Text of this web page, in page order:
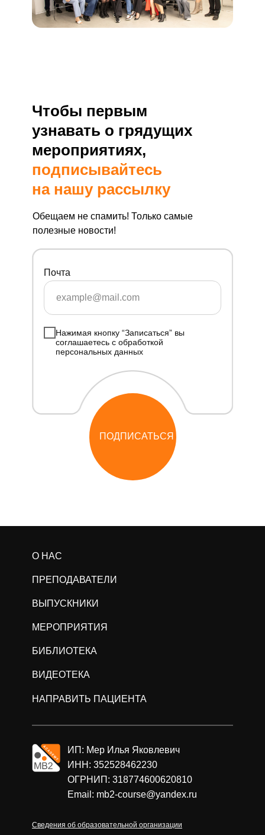
Чтобы первым
узнавать о грядущих
мероприятиях,
подписывайтесь
на нашу рассылку
Обещаем не спамить! Только самые
полезные новости!
Почта
Нажимая кнопку “Записаться” вы
соглашаетесь с обработкой
персональных данных
ПОДПИСАТЬСЯ
О НАС
ПРЕПОДАВАТЕЛИ
МЕРОПРИЯТИЯ
ВИДЕОТЕКА
БИБЛИОТЕКА
НАПРАВИТЬ ПАЦИЕНТА
ИП: Мер Илья Яковлевич
ИНН: 352528462230
ОГРНИП: 318774600620810
Email: mb2-course@yandex.ru
Сведения об образовательной организации
ВЫПУСКНИКИ